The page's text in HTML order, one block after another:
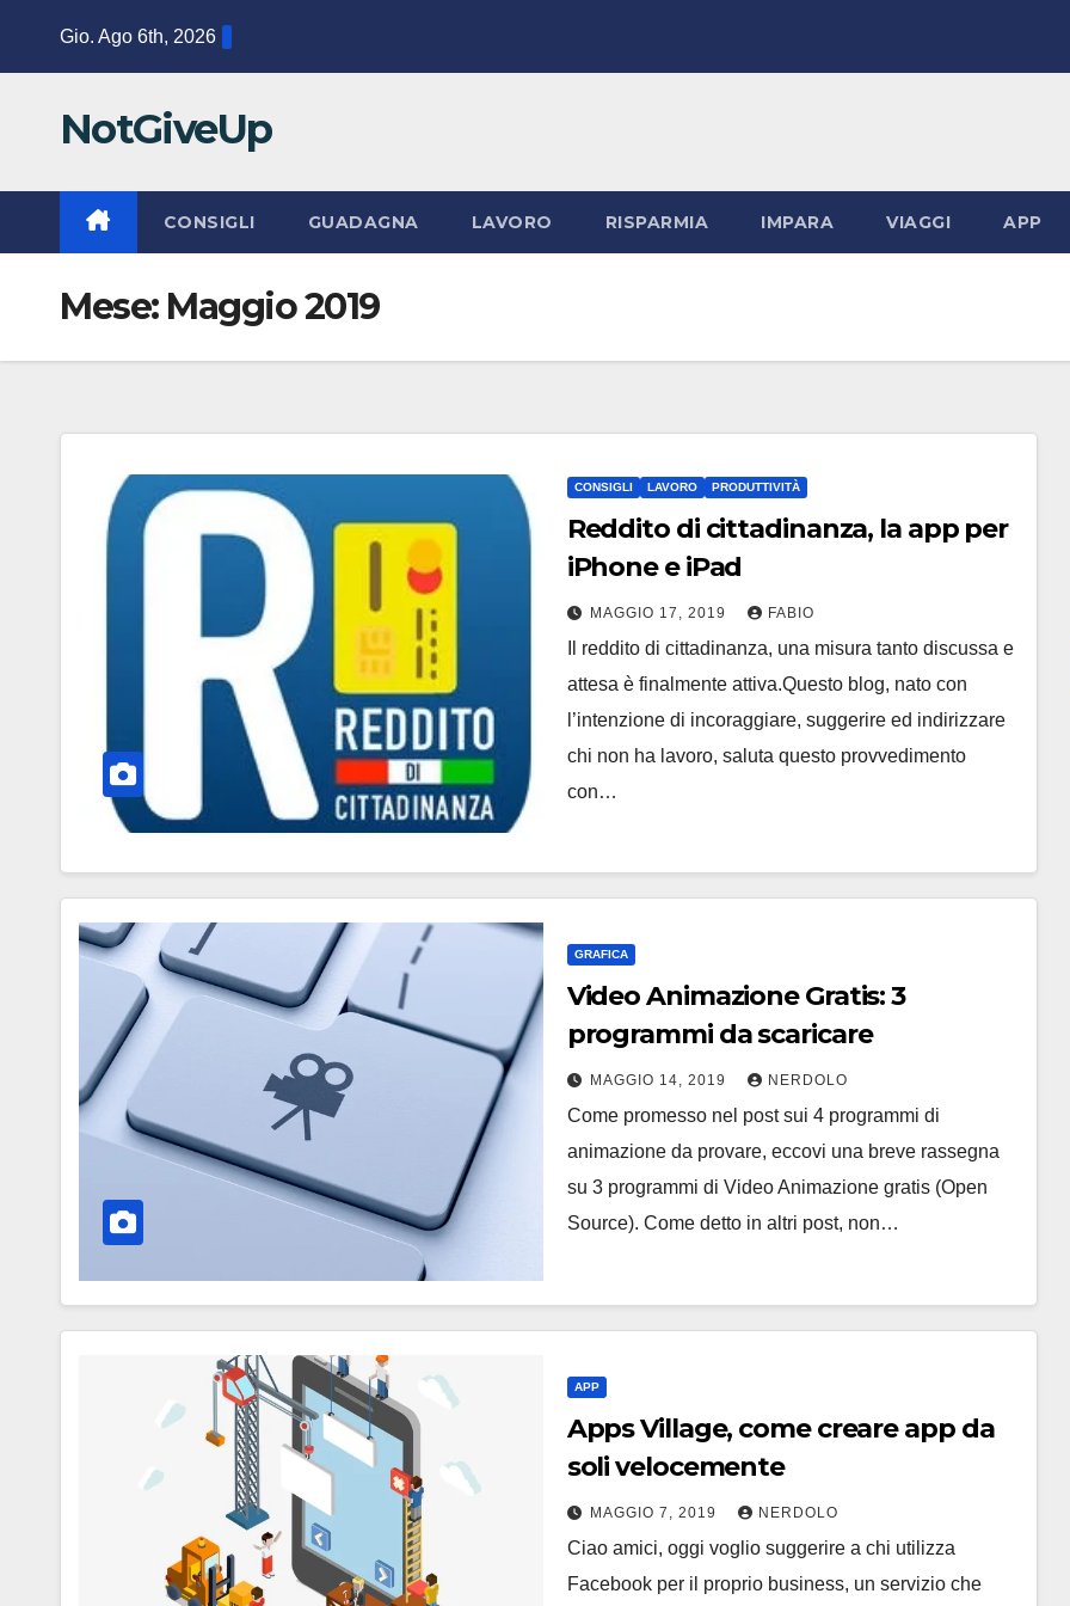
Gio. Ago 6th, 2026
NotGiveUp
CONSIGLI GUADAGNA LAVORO RISPARMIA IMPARA VIAGGI APP
Mese: Maggio 2019
CONSIGLI LAVORO PRODUTTIVITÀ
Reddito di cittadinanza, la app per
iPhone e iPad
MAGGIO 17, 2019 FABIO
Il reddito di cittadinanza, una misura tanto discussa e
attesa è finalmente attiva.Questo blog, nato con
l’intenzione di incoraggiare, suggerire ed indirizzare
chi non ha lavoro, saluta questo provvedimento
con…
GRAFICA
Video Animazione Gratis: 3
programmi da scaricare
MAGGIO 14, 2019 NERDOLO
Come promesso nel post sui 4 programmi di
animazione da provare, eccovi una breve rassegna
su 3 programmi di Video Animazione gratis (Open
Source). Come detto in altri post, non…
APP
Apps Village, come creare app da
soli velocemente
MAGGIO 7, 2019 NERDOLO
Ciao amici, oggi voglio suggerire a chi utilizza
Facebook per il proprio business, un servizio che